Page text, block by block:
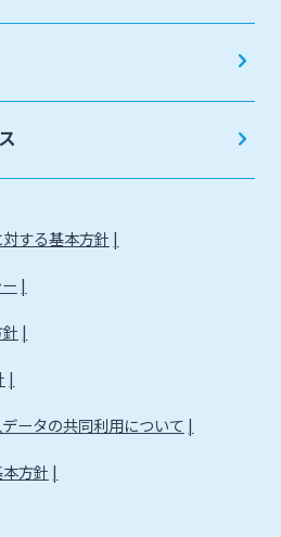
する基本方針
ータの共同利用について
方針